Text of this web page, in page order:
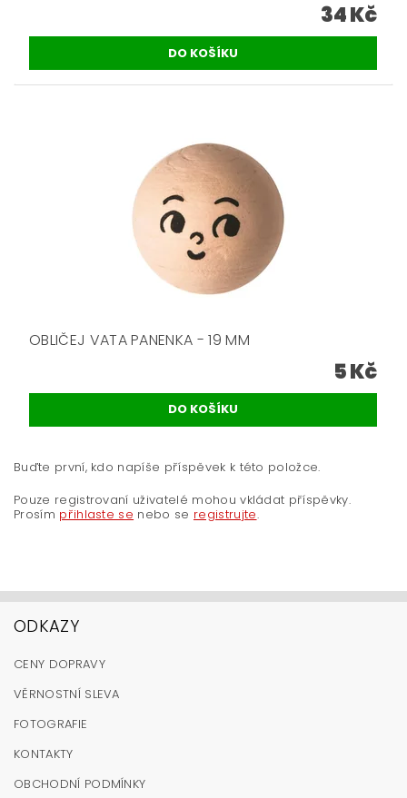
34 Kč
OBLIČEJ VATA PANENKA - 19 MM
5 Kč
Buďte první, kdo napíše příspěvek k této položce.
Pouze registrovaní uživatelé mohou vkládat příspěvky.
Prosím přihlaste se nebo se registrujte.
ODKAZY
CENY DOPRAVY
VĚRNOSTNÍ SLEVA
FOTOGRAFIE
KONTAKTY
OBCHODNÍ PODMÍNKY